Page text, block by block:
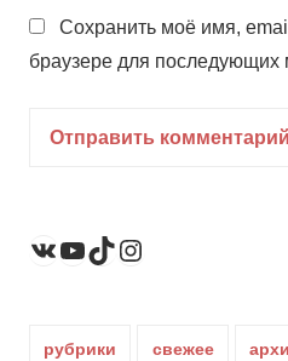
Сохранить моё имя,
браузере для последующих
ВКонтакте
YouTube
TikTokInstagram
рубрики свежее